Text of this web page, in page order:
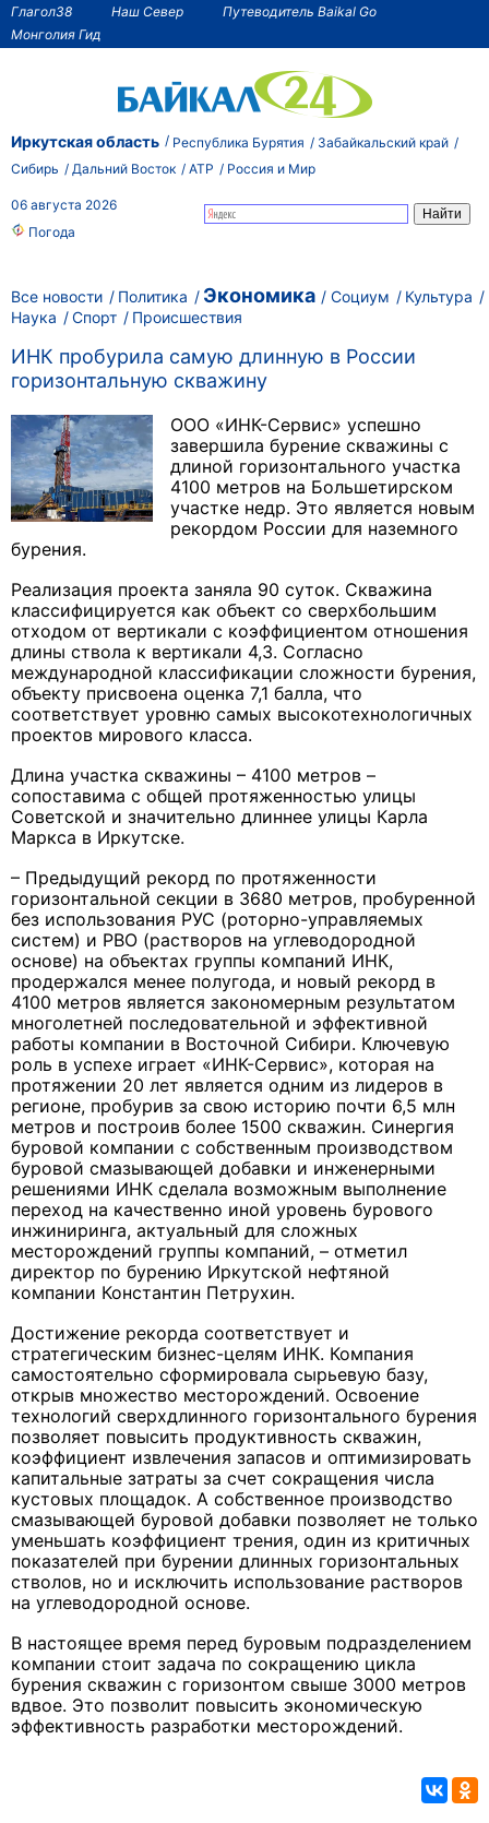
Глагол38 Наш Север
Путеводитель Baikal Go
Монголия Гид
Иркутская область Республика Бурятия
Забайкальский край
Сибирь
Дальний Восток АТР Россия и Мир
06 августа 2026
Погода
Все новости Политика Экономика Социум
Культура
Наука
Спорт Происшествия
ИНК пробурила самую длинную в России
горизонтальную скважину
ООО «ИНК-Сервис» успешно
завершила бурение скважины с
длиной горизонтального участка
4100 метров на Большетирском
участке недр. Это является новым
рекордом России для наземного
бурения.
Реализация проекта заняла 90 суток. Скважина
классифицируется как объект со сверхбольшим
отходом от вертикали с коэффициентом отношения
длины ствола к вертикали 4,3. Согласно
международной классификации сложности бурения,
объекту присвоена оценка 7,1 балла, что
соответствует уровню самых высокотехнологичных
проектов мирового класса.
Длина участка скважины – 4100 метров –
сопоставима с общей протяженностью улицы
Советской и значительно длиннее улицы Карла
Маркса в Иркутске.
– Предыдущий рекорд по протяженности
горизонтальной секции в 3680 метров, пробуренной
без использования РУС (роторно-управляемых
систем) и РВО (растворов на углеводородной
основе) на объектах группы компаний ИНК,
продержался менее полугода, и новый рекорд в
4100 метров является закономерным результатом
многолетней последовательной и эффективной
работы компании в Восточной Сибири. Ключевую
роль в успехе играет «ИНК-Сервис», которая на
протяжении 20 лет является одним из лидеров в
регионе, пробурив за свою историю почти 6,5 млн
метров и построив более 1500 скважин. Синергия
буровой компании с собственным производством
буровой смазывающей добавки и инженерными
решениями ИНК сделала возможным выполнение
переход на качественно иной уровень бурового
инжиниринга, актуальный для сложных
месторождений группы компаний, – отметил
директор по бурению Иркутской нефтяной
компании Константин Петрухин.
Достижение рекорда соответствует и
стратегическим бизнес-целям ИНК. Компания
самостоятельно сформировала сырьевую базу,
открыв множество месторождений. Освоение
технологий сверхдлинного горизонтального бурения
позволяет повысить продуктивность скважин,
коэффициент извлечения запасов и оптимизировать
капитальные затраты за счет сокращения числа
кустовых площадок. А собственное производство
смазывающей буровой добавки позволяет не только
уменьшать коэффициент трения, один из критичных
показателей при бурении длинных горизонтальных
стволов, но и исключить использование растворов
на углеводородной основе.
В настоящее время перед буровым подразделением
компании стоит задача по сокращению цикла
бурения скважин с горизонтом свыше 3000 метров
вдвое. Это позволит повысить экономическую
эффективность разработки месторождений.